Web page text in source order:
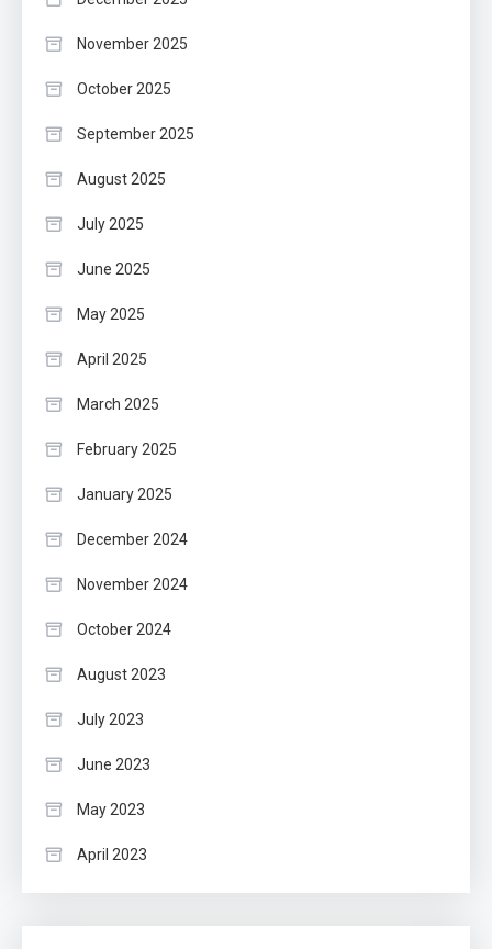
November 2025
October 2025
September 2025
August 2025
July 2025
June 2025
May 2025
April 2025
March 2025
February 2025
January 2025
December 2024
November 2024
October 2024
August 2023
July 2023
June 2023
May 2023
April 2023